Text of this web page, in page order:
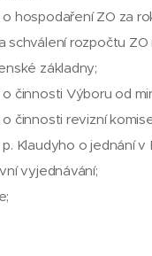
hospodaření ZO za
schválení rozpočtu ZO
základny;
o činnosti Výboru od
o činnosti revizní
Klaudyho o jednání v
vyjednávání;